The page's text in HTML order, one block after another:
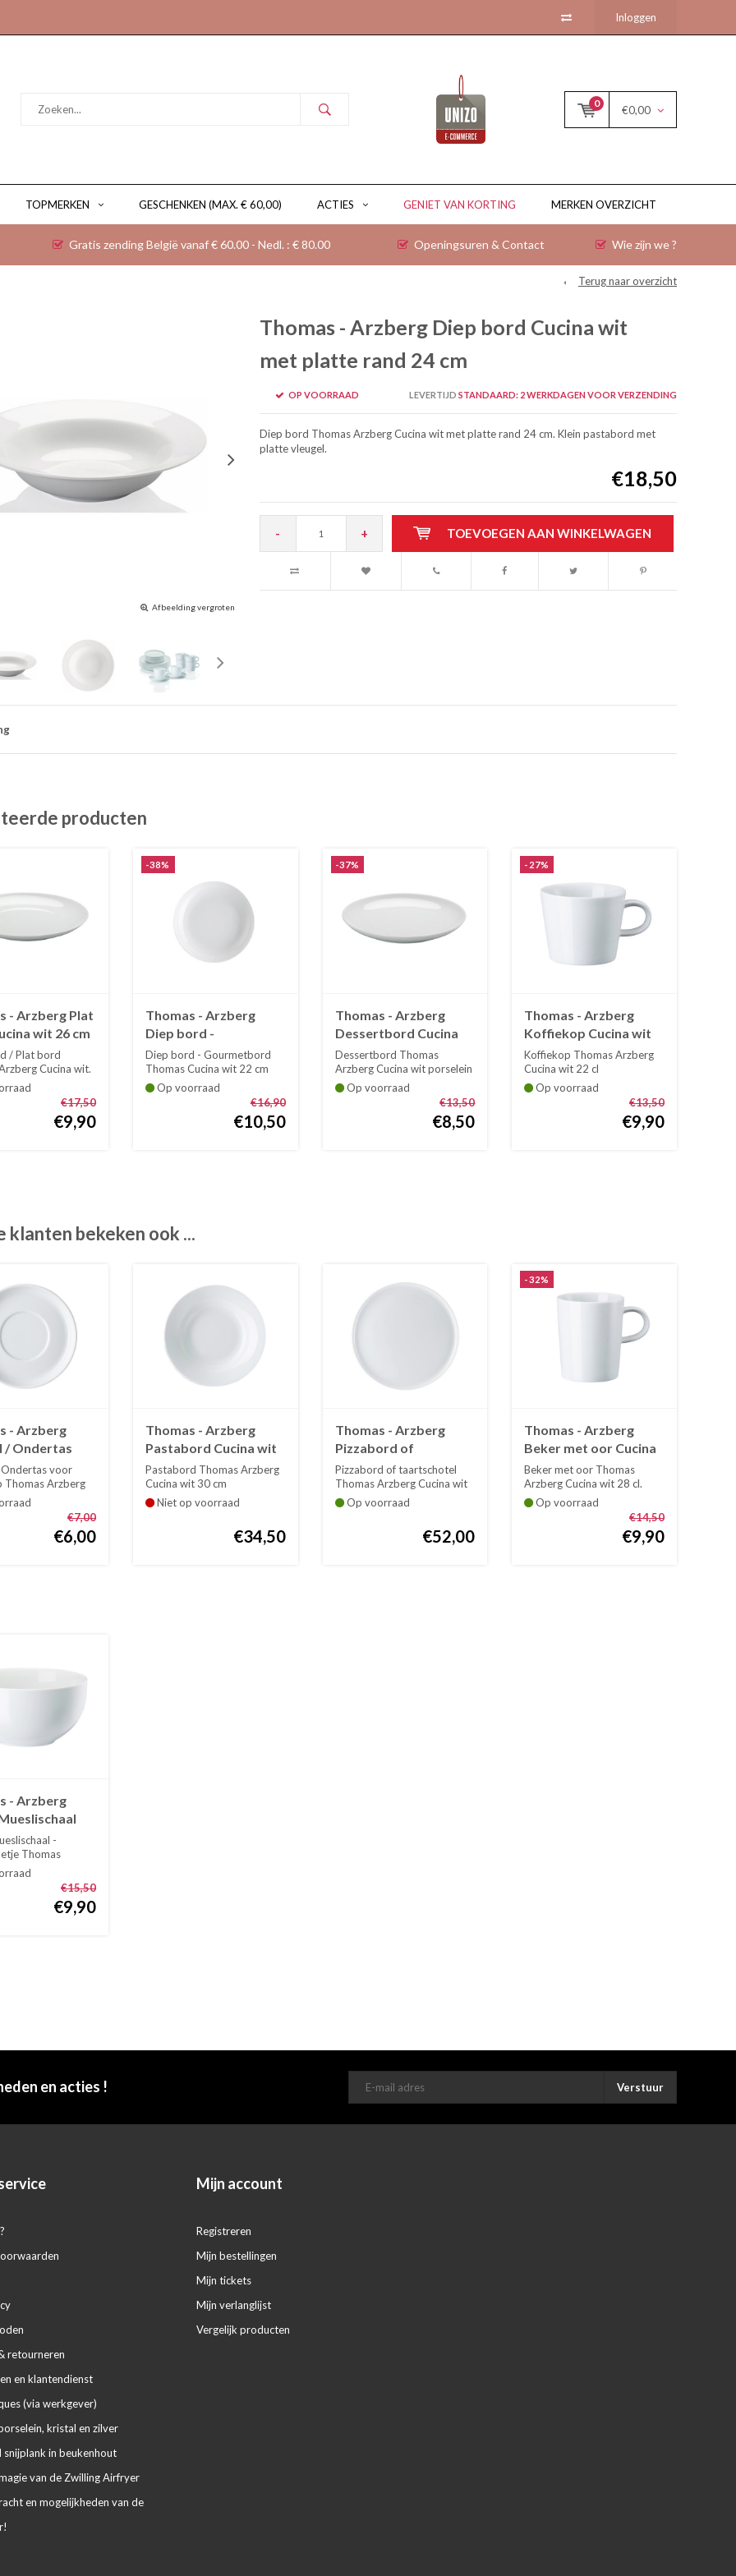
Inloggen
0
€0,00
TOPMERKEN GESCHENKEN (MAX. € 60,00) ACTIES GENIET VAN KORTING MERKEN OVERZICHT
Gratis zending België vanaf € 60.00 - Nedl. : € 80.00 Openingsuren & Contact Wie zijn we ?
Terug naar overzicht
Afbeelding vergroten
Thomas - Arzberg Diep bord Cucina wit
met platte rand 24 cm
OP VOORRAAD LEVERTIJD STANDAARD: 2 WERKDAGEN VOOR VERZENDING
Diep bord Thomas Arzberg Cucina wit met platte rand 24 cm. Klein pastabord met
platte vleugel.
€18,50
- + TOEVOEGEN AAN WINKELWAGEN
producten
- Arzberg Plat
wit 26 cm
/ Plat bord
Cucina wit.
€17,50
€9,90
-38%
Thomas - Arzberg
Diep bord -
Gourmetbord 22 cm
Cucina porselein wit
Diep bord - Gourmetbord
Thomas Cucina wit 22 cm
porselein wi...
Op voorraad
€16,90
€10,50
-37%
Thomas - Arzberg
Dessertbord Cucina
wit 20 cm coupevorm
Dessertbord Thomas
Arzberg Cucina wit porselein
20 cm coupev...
Op voorraad
€13,50
€8,50
-27%
Thomas - Arzberg
Koffiekop Cucina wit
22 cl
Koffiekop Thomas Arzberg
Cucina wit 22 cl
Op voorraad
€13,50
€9,90
klanten bekeken ook ...
- Arzberg
/ Ondertas
Cucina
voor
Thomas Arzberg
€7,00
€6,00
Thomas - Arzberg
Pastabord Cucina wit
30 cm
Pastabord Thomas Arzberg
Cucina wit 30 cm
Niet op voorraad
€34,50
Thomas - Arzberg
Pizzabord of
taartschotel Cucina
wit 31 cm
Pizzabord of taartschotel
Thomas Arzberg Cucina wit
31 cm
Op voorraad
€52,00
-32%
Thomas - Arzberg
Beker met oor Cucina
wit 28 cl
Beker met oor Thomas
Arzberg Cucina wit 28 cl.
Hoogte: 9,4 ...
Op voorraad
€14,50
€9,90
- Arzberg
13 cm
-
Thomas
wit...
€15,50
€9,90
en acties ! Verstuur
retourneren
en klantendienst
(via werkgever)
kristal en zilver
snijplank in beukenhout
van de Zwilling Airfryer
en mogelijkheden van de
Mijn account
Registreren
Mijn bestellingen
Mijn tickets
Mijn verlanglijst
Vergelijk producten